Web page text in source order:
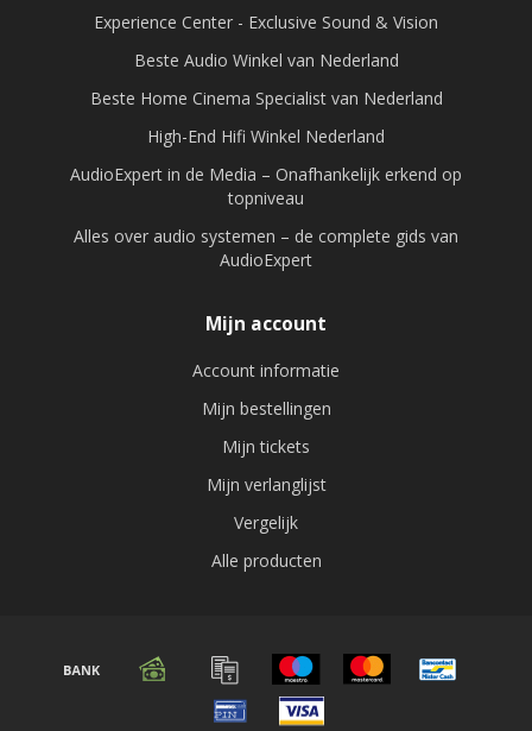
Experience Center - Exclusive Sound & Vision
Beste Audio Winkel van Nederland
Beste Home Cinema Specialist van Nederland
High-End Hifi Winkel Nederland
AudioExpert in de Media – Onafhankelijk erkend op
topniveau
Alles over audio systemen – de complete gids van
AudioExpert
Mijn account
Account informatie
Mijn bestellingen
Mijn tickets
Mijn verlanglijst
Vergelijk
Alle producten